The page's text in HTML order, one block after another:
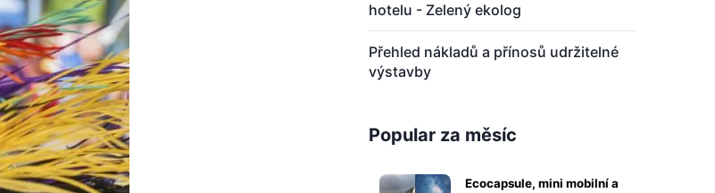
hotelu - Zelený ekolog
Přehled nákladů a přínosů udržitelné
výstavby
Popular za měsíc
Ecocapsule, mini mobilní a